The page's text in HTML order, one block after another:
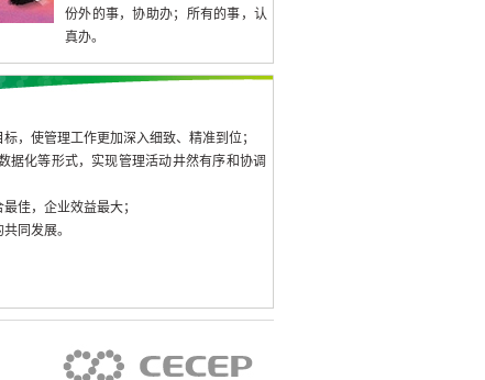
份外的事，协助办；所有的事，认
真办。
，使管理工作更加深入细致、精准到位；
据化等形式，实现管理活动井然有序和协调
佳，企业效益最大；
同发展。